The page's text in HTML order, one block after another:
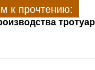
к прочтению: